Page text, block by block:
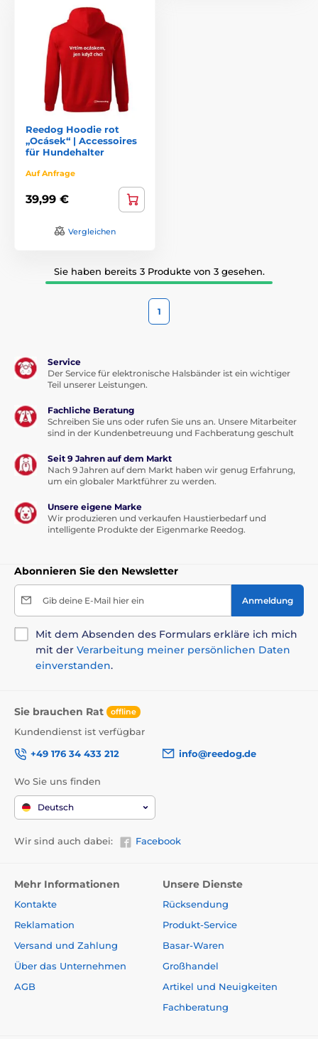
Reedog Hoodie rot
„Ocásek“ | Accessoires
für Hundehalter
Auf Anfrage
39,99 €
Vergleichen
Sie haben bereits 3 Produkte von 3 gesehen.
1
Service
Der Service für elektronische Halsbänder ist ein wichtiger
Teil unserer Leistungen.
Fachliche Beratung
Schreiben Sie uns oder rufen Sie uns an. Unsere Mitarbeiter
sind in der Kundenbetreuung und Fachberatung geschult
Seit 9 Jahren auf dem Markt
Nach 9 Jahren auf dem Markt haben wir genug Erfahrung,
um ein globaler Marktführer zu werden.
Unsere eigene Marke
Wir produzieren und verkaufen Haustierbedarf und
intelligente Produkte der Eigenmarke Reedog.
Abonnieren Sie den Newsletter
Gib deine E-Mail hier ein Anmeldung
Mit dem Absenden des Formulars erkläre ich mich
mit der Verarbeitung meiner persönlichen Daten
einverstanden.
Sie brauchen Rat offline
Kundendienst ist verfügbar
+49 176 34 433 212
info@reedog.de
Wo Sie uns finden
Deutsch
Wir sind auch dabei: Facebook
Mehr Informationen
Kontakte
Reklamation
Versand und Zahlung
Über das Unternehmen
AGB
Unsere Dienste
Rücksendung
Produkt-Service
Basar-Waren
Großhandel
Artikel und Neuigkeiten
Fachberatung